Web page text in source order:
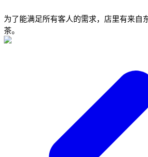
为了能满足所有客人的需求，店里有来自
茶。